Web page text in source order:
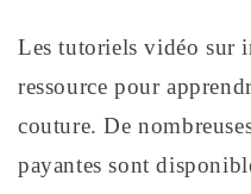
Les tutoriels vidéo sur
ressource pour
couture. De
payantes sont